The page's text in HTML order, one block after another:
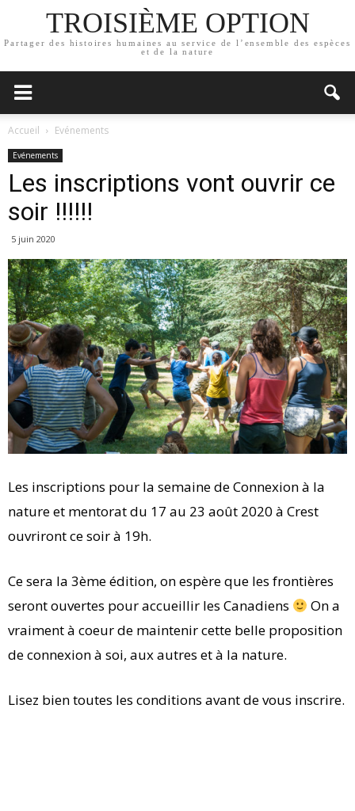
TROISIÈME OPTION
Partager des histoires humaines au service de l’ensemble des espèces
et de la nature
Accueil Evénements
Evénements
Les inscriptions vont ouvrir ce
soir !!!!!!
5 juin 2020
Les inscriptions pour la semaine de Connexion à la
nature et mentorat du 17 au 23 août 2020 à Crest
ouvriront ce soir à 19h.
Ce sera la 3ème édition, on espère que les frontières
seront ouvertes pour accueillir les Canadiens
On a
vraiment à coeur de maintenir cette belle proposition
de connexion à soi, aux autres et à la nature.
Lisez bien toutes les conditions avant de vous inscrire.